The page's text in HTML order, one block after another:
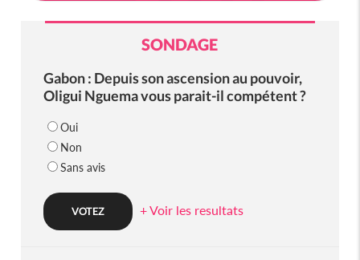
SONDAGE
Gabon : Depuis son ascension au pouvoir,
Oligui Nguema vous parait-il compétent ?
Oui
Non
Sans avis
+ Voir les resultats